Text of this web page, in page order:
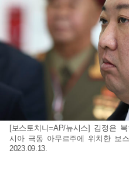
[보스토치니=AP/뉴시스] 김정은
시아 극동 아무르주에 위치한 보
2023.09.13.